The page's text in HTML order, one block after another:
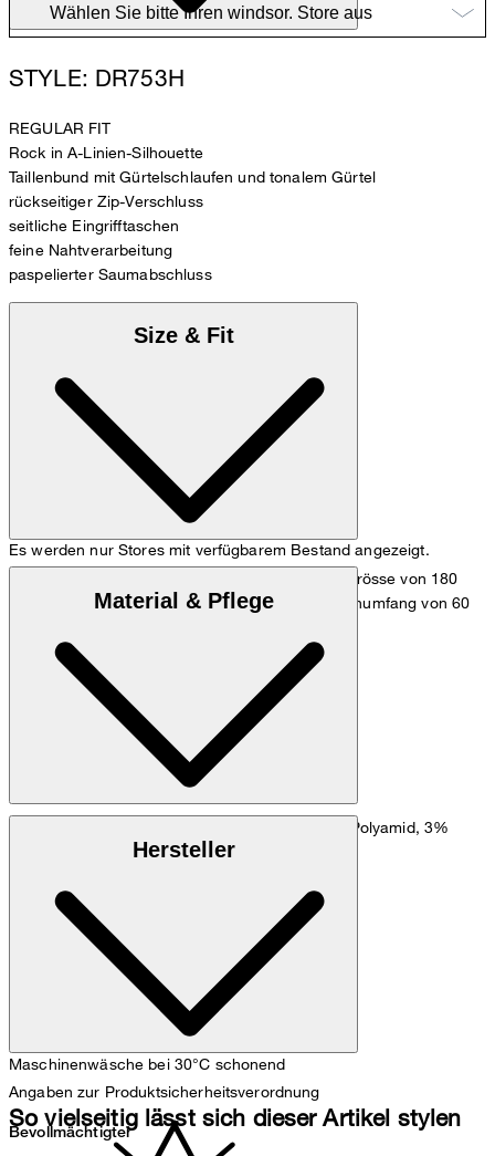
Es werden nur Stores mit verfügbarem Bestand angezeigt.
STYLE: DR753H
REGULAR FIT
Rock in A-Linien-Silhouette
Taillenbund mit Gürtelschlaufen und tonalem Gürtel
rückseitiger Zip-Verschluss
seitliche Eingrifftaschen
feine Nahtverarbeitung
paspelierter Saumabschluss
Size & Fit
Das Model trägt die Grösse 36 bei einer Körpergrösse von 180
cm, einem Brustumfang von 83 cm, einem Taillenumfang von 60
Maßtabelle
Material & Pflege
Baumwollmischung aus 78% Baumwolle, 19% Polyamid, 3%
Maschinenwäsche bei 30°C schonend
Hersteller
Angaben zur Produktsicherheitsverordnung
Bevollmächtigter
So vielseitig lässt sich dieser Artikel stylen